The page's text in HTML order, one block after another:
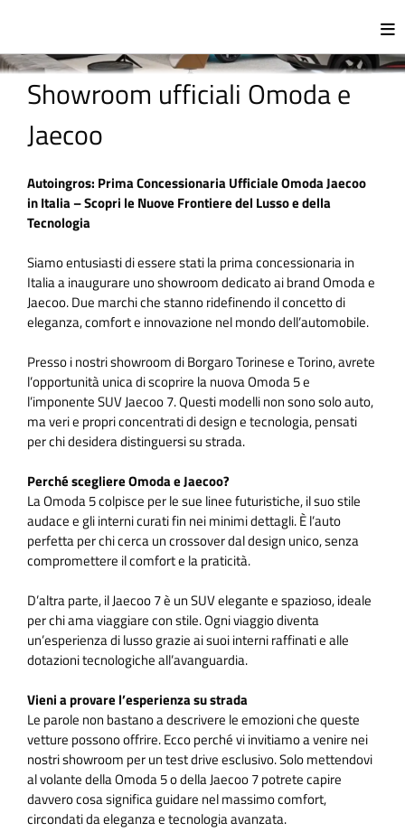
Showroom ufficiali Omoda e
Jaecoo
Autoingros: Prima Concessionaria Ufficiale Omoda Jaecoo
in Italia – Scopri le Nuove Frontiere del Lusso e della
Tecnologia
Siamo entusiasti di essere stati la prima concessionaria in
Italia a inaugurare uno showroom dedicato ai brand Omoda e
Jaecoo. Due marchi che stanno ridefinendo il concetto di
eleganza, comfort e innovazione nel mondo dell’automobile.
Presso i nostri showroom di Borgaro Torinese e Torino, avrete
l’opportunità unica di scoprire la nuova Omoda 5 e
l’imponente SUV Jaecoo 7. Questi modelli non sono solo auto,
ma veri e propri concentrati di design e tecnologia, pensati
per chi desidera distinguersi su strada.
Perché scegliere Omoda e Jaecoo?
La Omoda 5 colpisce per le sue linee futuristiche, il suo stile
audace e gli interni curati fin nei minimi dettagli. È l’auto
perfetta per chi cerca un crossover dal design unico, senza
compromettere il comfort e la praticità.
D’altra parte, il Jaecoo 7 è un SUV elegante e spazioso, ideale
per chi ama viaggiare con stile. Ogni viaggio diventa
un’esperienza di lusso grazie ai suoi interni raffinati e alle
dotazioni tecnologiche all’avanguardia.
Vieni a provare l’esperienza su strada
Le parole non bastano a descrivere le emozioni che queste
vetture possono offrire. Ecco perché vi invitiamo a venire nei
nostri showroom per un test drive esclusivo. Solo mettendovi
al volante della Omoda 5 o della Jaecoo 7 potrete capire
davvero cosa significa guidare nel massimo comfort,
circondati da eleganza e tecnologia avanzata.